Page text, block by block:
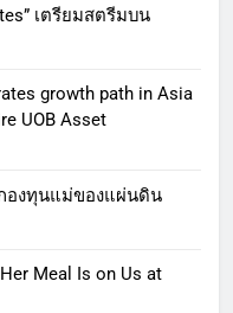
เตรียมสตรีมบน
growth path in Asia
UOB Asset
องทุนแม่ของแผ่นดิน
Meal Is on Us at